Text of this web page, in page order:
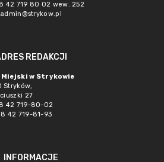
42 719 80 02 wew. 252
admin@strykow.pl
REDAKCJI
Miejski w Strykowie
Stryków,
27
42 719-80-02
42 719-81-93
INFORMACJE